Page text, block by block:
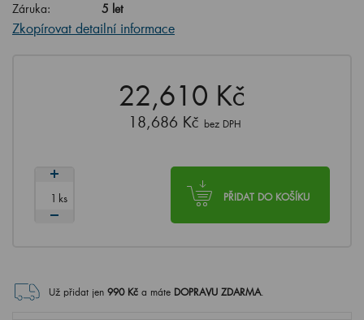
Záruka:
5 let
Zkopírovat detailní informace
22,610 Kč
18,686 Kč bez DPH
PŘIDAT DO KOŠÍKU
ks
Už přidat jen 990Kč a máte DOPRAVU ZDARMA.